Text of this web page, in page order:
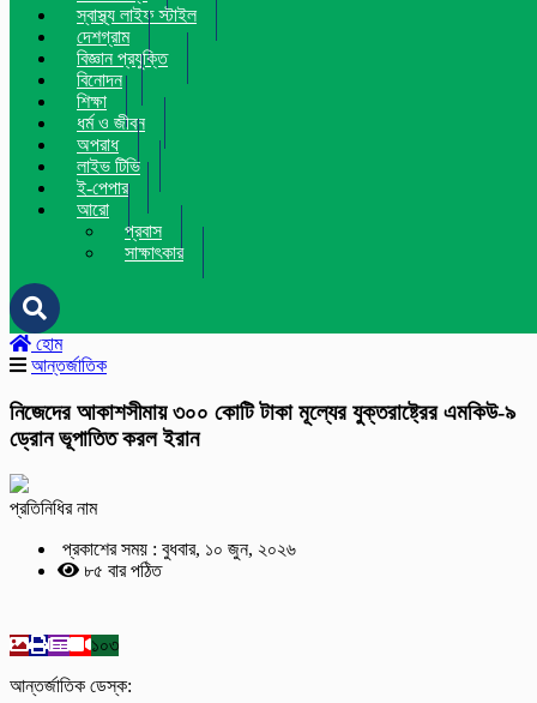
স্বাস্থ্য লাইফ স্টাইল
দেশগ্রাম
বিজ্ঞান প্রযুক্তি
বিনোদন
শিক্ষা
ধর্ম ও জীবন
অপরাধ
লাইভ টিভি
ই-পেপার
আরো
প্রবাস
সাক্ষাৎকার
হোম
আন্তর্জাতিক
নিজেদের আকাশসীমায় ৩০০ কোটি টাকা মূল্যের যুক্তরাষ্ট্রের এমকিউ-৯
ড্রোন ভূপাতিত করল ইরান
প্রতিনিধির নাম
প্রকাশের সময় : বুধবার, ১০ জুন, ২০২৬
৮৫ বার পঠিত
১০৩
আন্তর্জাতিক ডেস্ক: